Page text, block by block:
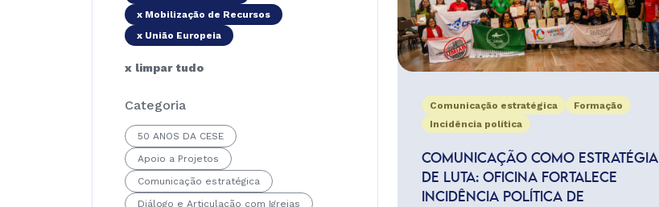
x Mobilização de Recursos
x União Europeia
x limpar tudo
Categoria
50 ANOS DA CESE
Apoio a Projetos
Comunicação estratégica
Diálogo e Articulação com Igrejas
Comunicação estratégica
Formação
Incidência política
COMUNICAÇÃO COMO ESTRATÉGIA
DE LUTA: OFICINA FORTALECE
INCIDÊNCIA POLÍTICA DE